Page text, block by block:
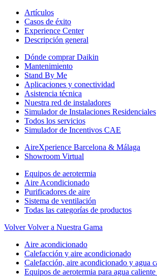
Artículos
Casos de éxito
Experience Center
Descripción general
Dónde comprar Daikin
Mantenimiento
Stand By Me
Aplicaciones y conectividad
Asistencia técnica
Nuestra red de instaladores
Simulador de Instalaciones Residenciales
Todos los servicios
Simulador de Incentivos CAE
AireXperience Barcelona & Málaga
Showroom Virtual
Equipos de aerotermia
Aire Acondicionado
Purificadores de aire
Sistema de ventilación
Todas las categorías de productos
Volver Volver a Nuestra Gama
Aire acondicionado
Calefacción y aire acondicionado
Calefacción, aire acondicionado y agua
Equipos de aerotermia para agua caliente